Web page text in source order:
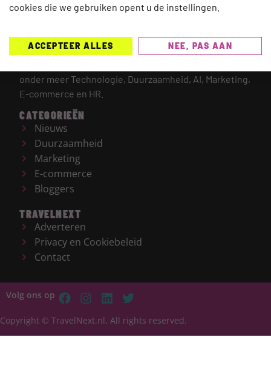
gehele reisbranche, met een focus op de laatste
updates en ontwikkelingen binnen de (online)
onder meer Technologie, Duurzaamheid, AI, Marketing,
E-commerce en HR.
CATEGORIEËN
Nieuws
Duurzaamheid
Marketing
E-commerce
Bloggers
TRAVELNEXT
Adverteren
Privacy en Cookiebeleid
Contact
Volg ons op
Copyright © TravelNext.nl, All rights reserved.
cookies die we gebruiken opent u de instellingen.
ACCEPTEER ALLES NEE, PAS AAN